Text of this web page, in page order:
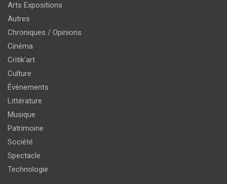
Arts Expositions
Autres
Chroniques / Opinions
Cinéma
Critik'art
Culture
Événements
Littérature
Musique
Patrimoine
Société
Spectacle
Technologie